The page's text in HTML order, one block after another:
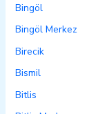
Bingöl
Bingöl Merkez
Birecik
Bismil
Bitlis